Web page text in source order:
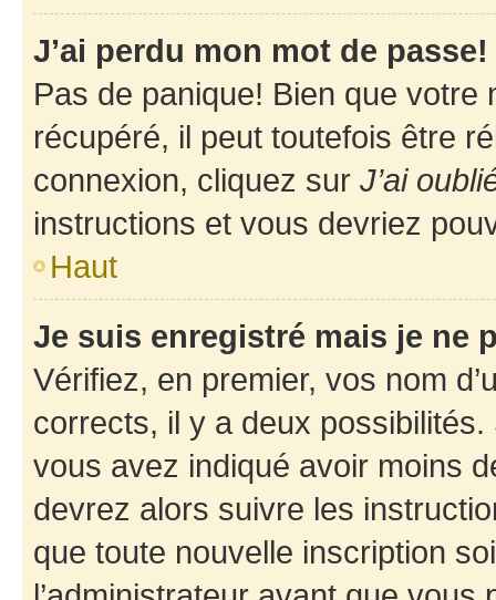
J’ai perdu mon mot de passe!
Pas de panique! Bien que
récupéré, il peut toutefois être
connexion, cliquez sur J’ai
instructions et vous devriez
Haut
Je suis enregistré mais je ne
Vérifiez, en premier, vos nom
corrects, il y a deux
vous avez indiqué avoir moins
devrez alors suivre les
que toute nouvelle inscription